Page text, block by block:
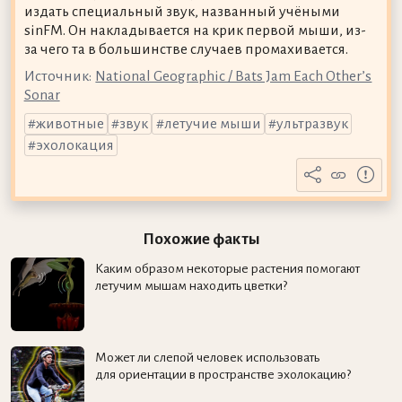
издать специальный звук, названный учёными
sinFM. Он накладывается на крик первой мыши, из-
за чего та в большинстве случаев промахивается.
Источник: National Geographic / Bats Jam Each Other’s
Sonar
животные
звук летучие мыши
ультразвук
эхолокация
Похожие факты
Каким образом некоторые растения помогают
летучим мышам находить цветки?
Может ли слепой человек использовать
для ориентации в пространстве эхолокацию?